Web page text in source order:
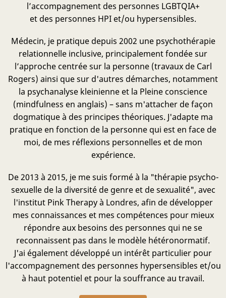
l’accompagnement des personnes LGBTQIA+
et des personnes HPI et/ou hypersensibles.
Médecin, je pratique depuis 2002 une psychothérapie
relationnelle inclusive, principalement fondée sur
l’approche centrée sur la personne (travaux de Carl
Rogers) ainsi que sur d'autres démarches, notamment
la psychanalyse kleinienne et la Pleine conscience
(mindfulness en anglais) – sans m'attacher de façon
dogmatique à des principes théoriques. J'adapte ma
pratique en fonction de la personne qui est en face de
moi, de mes réflexions personnelles et de mon
expérience.
De 2013 à 2015, je me suis formé à la "thérapie psycho-
sexuelle de la diversité de genre et de sexualité", avec
l'institut Pink Therapy à Londres, afin de développer
mes connaissances et mes compétences pour mieux
répondre aux besoins des personnes qui ne se
reconnaissent pas dans le modèle hétéronormatif.
J'ai également développé un intérêt particulier pour
l'accompagnement des personnes hypersensibles et/ou
à haut potentiel et pour la souffrance au travail.